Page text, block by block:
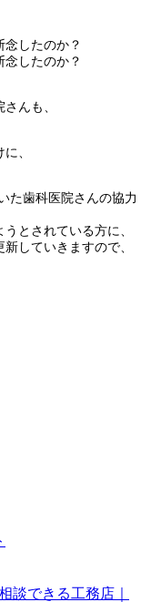
したのか？
したのか？
んも、
、
た歯科医院さんの協力
とされている方に、
していきますので、